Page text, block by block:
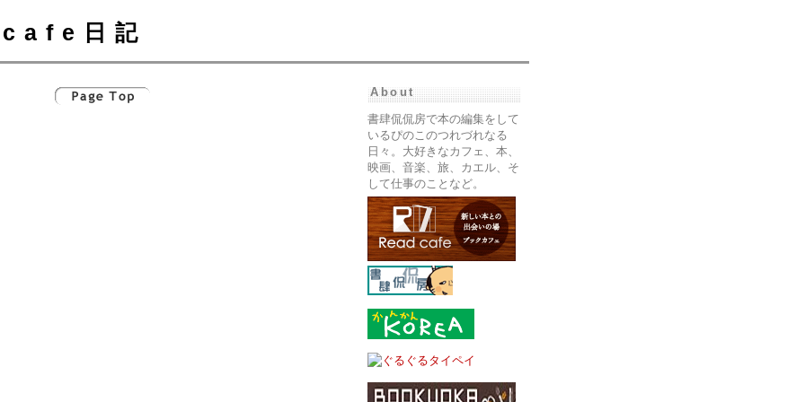
cafe日記
About
書肆侃侃房で本の編集をして
いるぴのこのつれづれなる
日々。大好きなカフェ、本、
映画、音楽、旅、カエル、そ
して仕事のことなど。